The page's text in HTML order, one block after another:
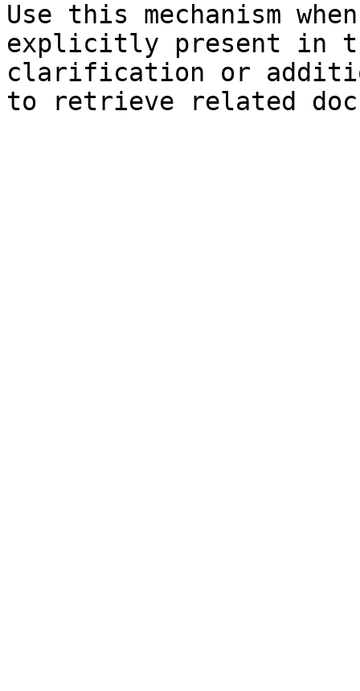
Use this mechanism
explicitly present in
clarification or